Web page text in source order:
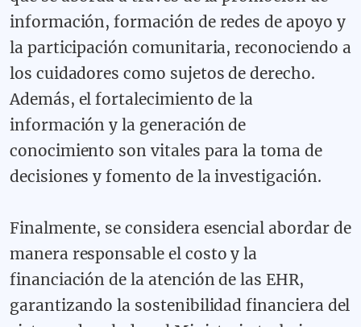
información, formación de redes de apoyo y
la participación comunitaria, reconociendo a
los cuidadores como sujetos de derecho.
Además, el fortalecimiento de la
información y la generación de
conocimiento son vitales para la toma de
decisiones y fomento de la investigación.
Finalmente, se considera esencial abordar de
manera responsable el costo y la
financiación de la atención de las EHR,
garantizando la sostenibilidad financiera del